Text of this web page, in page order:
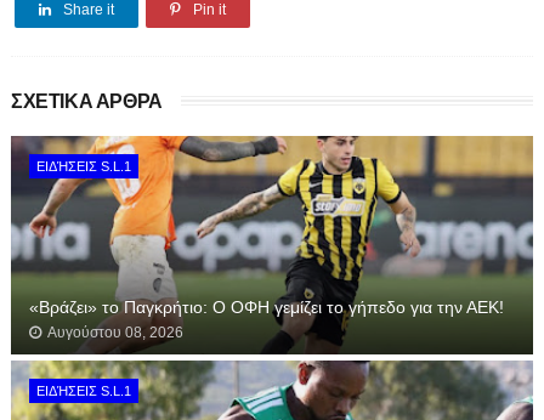
Share it Pin it
ΣΧΕΤΙΚΑ ΑΡΘΡΑ
ΕΙΔΉΣΕΙΣ S.L.1
«Βράζει» το Παγκρήτιο: Ο ΟΦΗ γεμίζει το γήπεδο για την ΑΕΚ!
Αυγούστου 08, 2026
ΕΙΔΉΣΕΙΣ S.L.1